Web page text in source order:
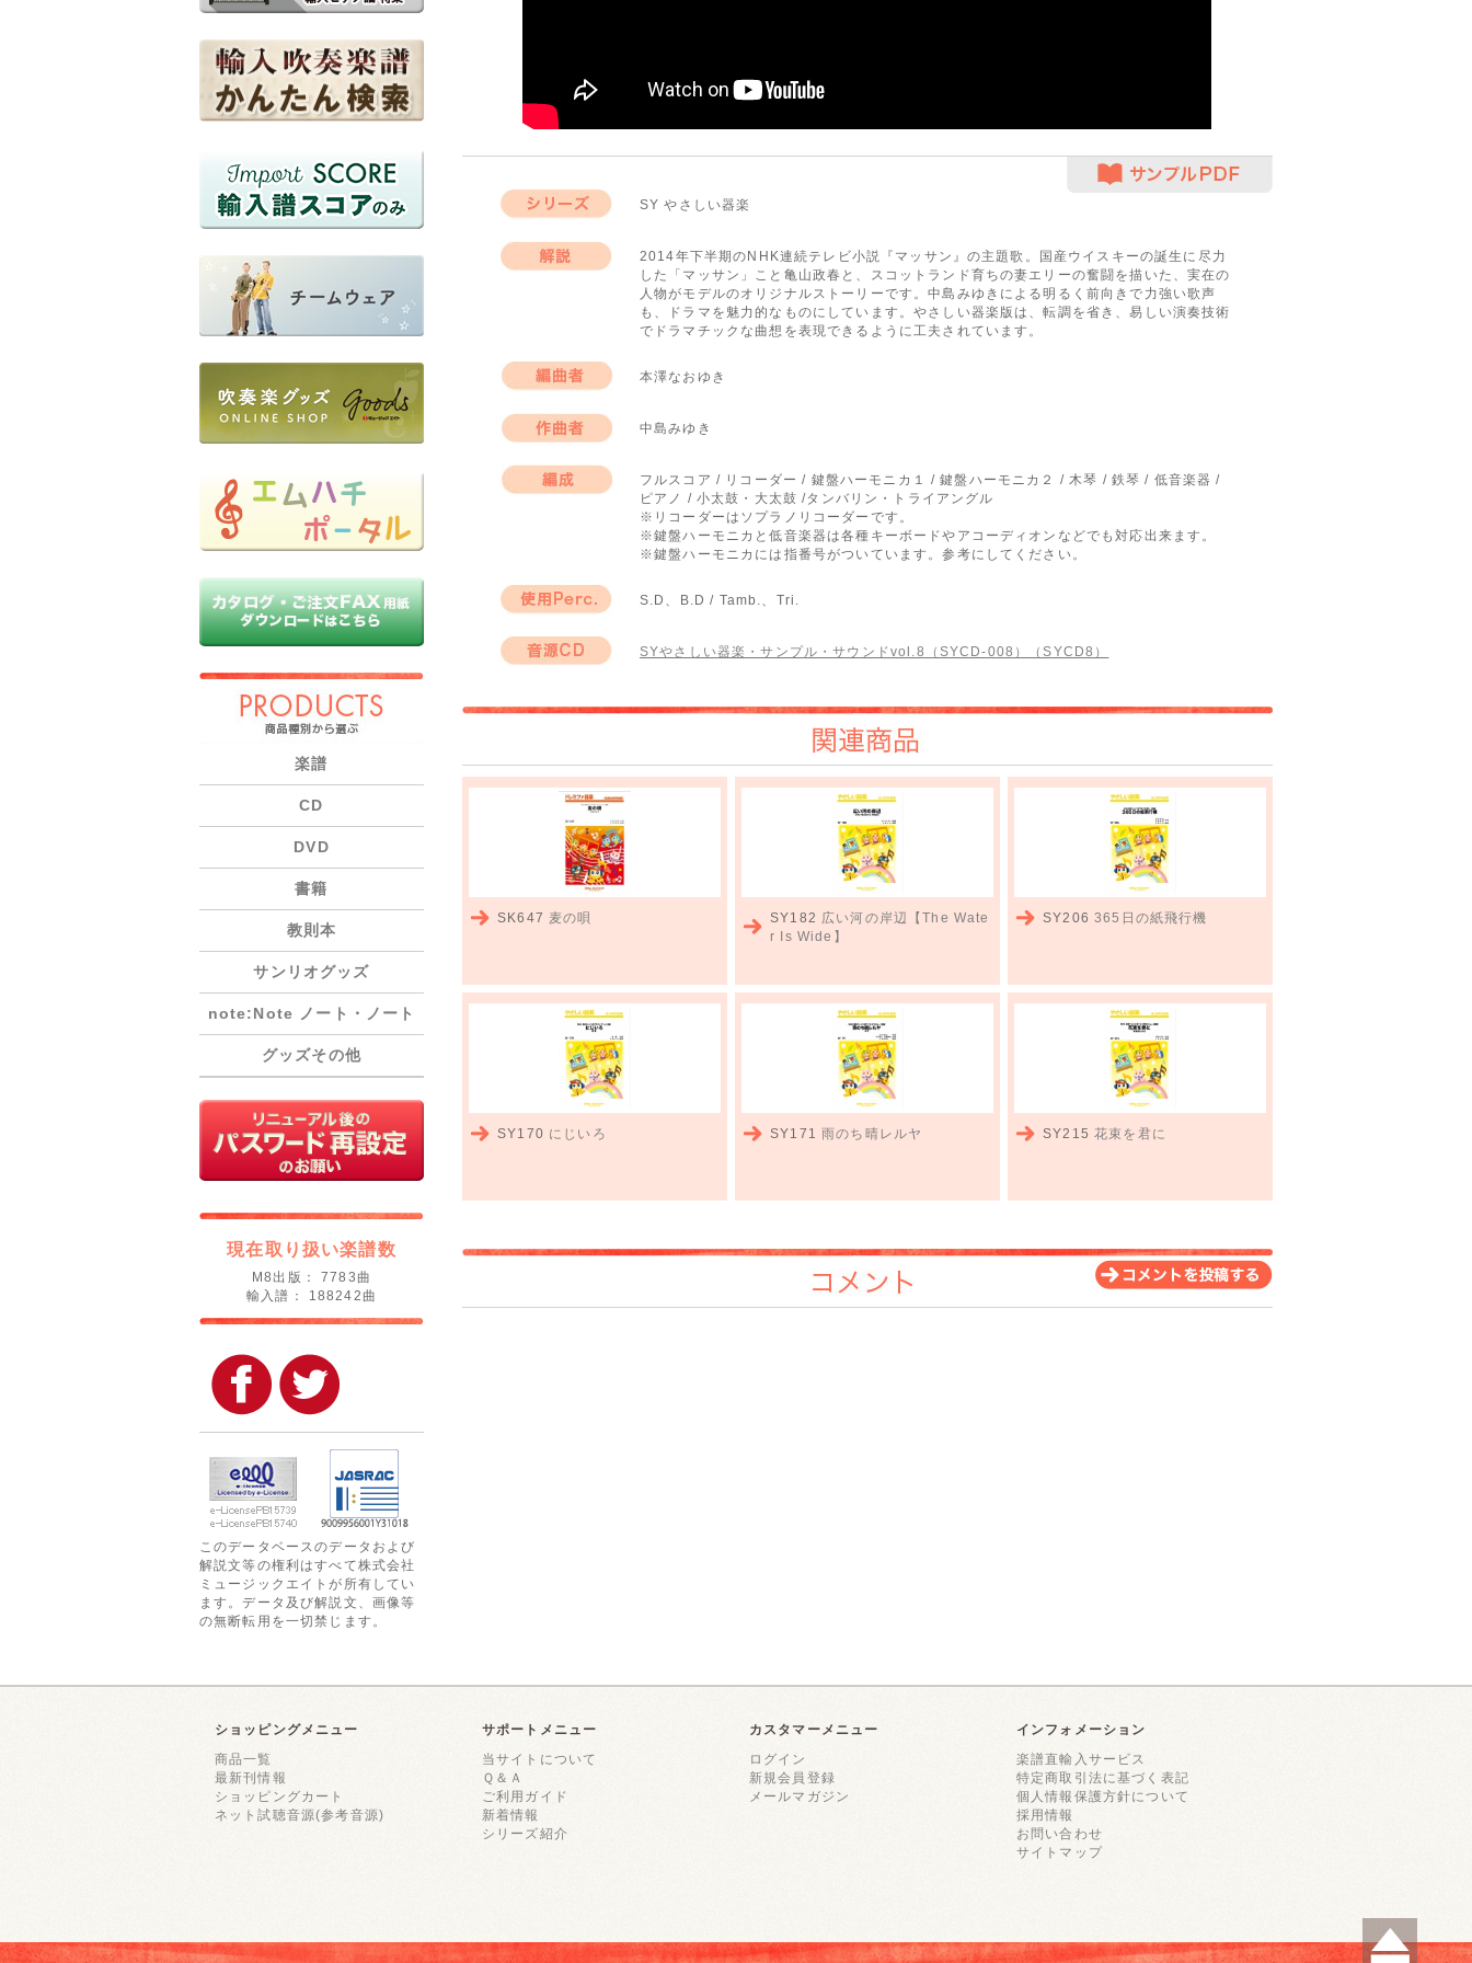
楽譜
CD
DVD
書籍
教則本
サンリオグッズ
note:Note ノート・ノート
グッズその他
現在取り扱い楽譜数
M8出版： 7783曲
輸入譜： 188242曲
このデータベースのデータおよび
解説文等の権利はすべて株式会社
ミュージックエイトが所有してい
ます。データ及び解説文、画像等
の無断転用を一切禁じます。
SY やさしい器楽
2014年下半期のNHK連続テレビ小説『マッサン』の主題歌。国産ウイスキーの誕生に尽力
した「マッサン」こと亀山政春と、スコットランド育ちの妻エリーの奮闘を描いた、実在の
人物がモデルのオリジナルストーリーです。中島みゆきによる明るく前向きで力強い歌声
も、ドラマを魅力的なものにしています。やさしい器楽版は、転調を省き、易しい演奏技術
でドラマチックな曲想を表現できるように工夫されています。
本澤なおゆき
中島みゆき
フルスコア / リコーダー / 鍵盤ハーモニカ１ / 鍵盤ハーモニカ２ / 木琴 / 鉄琴 / 低音楽器 /
ピアノ / 小太鼓・大太鼓 /タンバリン・トライアングル
※リコーダーはソプラノリコーダーです。
※鍵盤ハーモニカと低音楽器は各種キーボードやアコーディオンなどでも対応出来ます。
※鍵盤ハーモニカには指番号がついています。参考にしてください。
S.D、B.D / Tamb.、Tri.
SYやさしい器楽・サンプル・サウンドvol.8（SYCD-008）（SYCD8）
関連商品
SK647 麦の唄 SY182 広い河の岸辺【The Wate
r Is Wide】
SY206365日の紙飛行機
SY170 にじいろ SY171雨のち晴レルヤ SY215花束を君に
コメント
ショッピングメニュー
商品一覧
最新刊情報
ショッピングカート
ネット試聴音源(参考音源)
サポートメニュー
当サイトについて
Ｑ＆Ａ
ご利用ガイド
新着情報
シリーズ紹介
カスタマーメニュー
ログイン
新規会員登録
メールマガジン
インフォメーション
楽譜直輸入サービス
特定商取引法に基づく表記
個人情報保護方針について
採用情報
お問い合わせ
サイトマップ